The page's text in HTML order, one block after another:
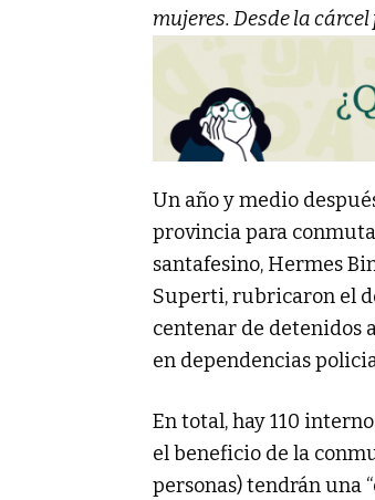
mujeres. Desde la
Un año y medio
provincia para
santafesino, Hermes
Superti, rubricaron el
centenar de detenidos
en dependencias
En total, hay 110
el beneficio de la
personas) tendrán una